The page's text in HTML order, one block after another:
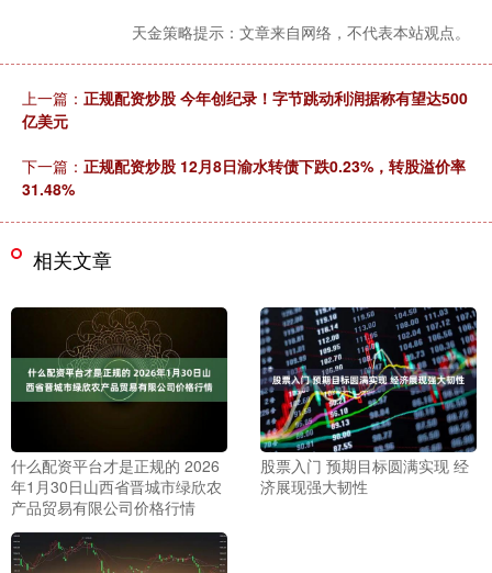
天金策略提示：文章来自网络，不代表本站观点。
上一篇： 正规配资炒股 今年创纪录！字节跳动利润据称有望达500
亿美元
下一篇： 正规配资炒股 12月8日渝水转债下跌0.23%，转股溢价率
31.48%
相关文章
什么配资平台才是正规的 2026
年1月30日山西省晋城市绿欣农
产品贸易有限公司价格行情
股票入门 预期目标圆满实现 经
济展现强大韧性